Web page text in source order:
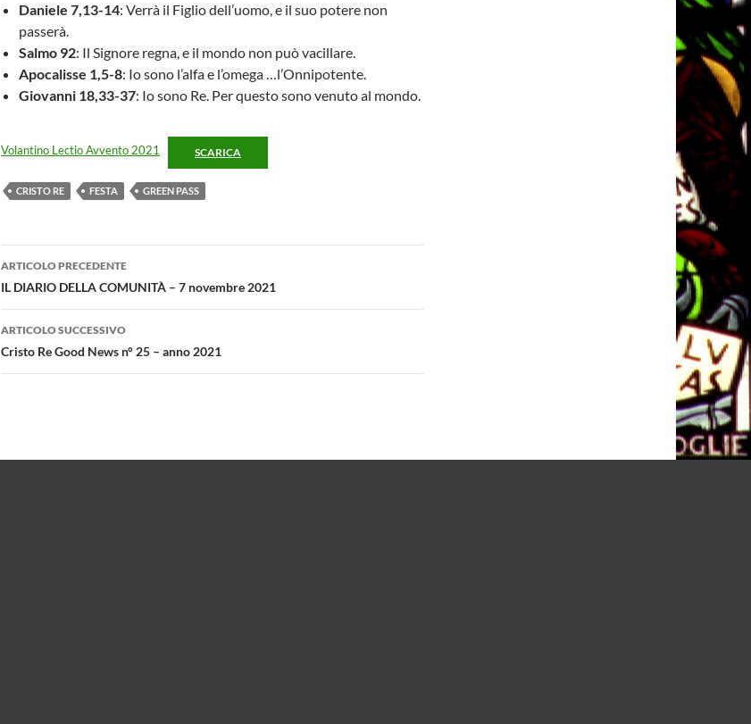
Daniele 7,13-14: Verrà il Figlio dell’uomo, e il suo potere non
passerà.
Salmo 92: Il Signore regna, e il mondo non può vacillare.
Apocalisse 1,5-8: Io sono l’alfa e l’omega …l’Onnipotente.
Giovanni 18,33-37: Io sono Re. Per questo sono venuto al mondo.
Volantino Lectio Avvento 2021 SCARICA
CRISTO RE FESTA GREEN PASS
Navigazione
articolo
ARTICOLO PRECEDENTE
IL DIARIO DELLA COMUNITÀ – 7 novembre 2021
ARTICOLO SUCCESSIVO
Cristo Re Good News n° 25 – anno 2021